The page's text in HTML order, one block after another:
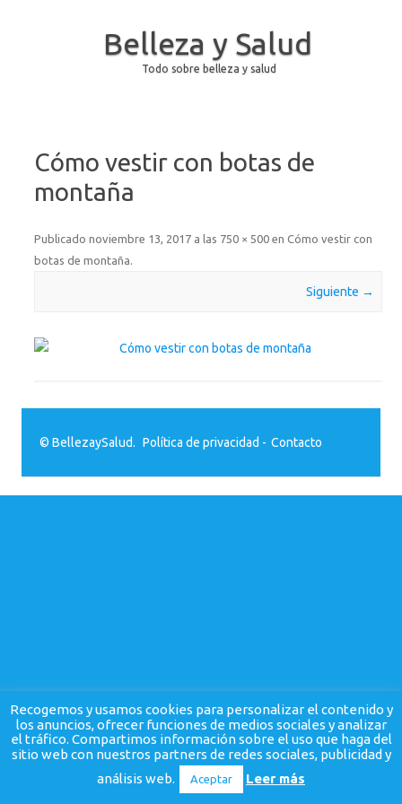
Belleza y Salud
Todo sobre belleza y salud
Cómo vestir con botas de
montaña
Publicado noviembre 13, 2017 a las 750 × 500 en Cómo vestir con
botas de montaña.
Siguiente →
© BellezaySalud. Política de privacidad - Contacto
Recogemos y usamos cookies para personalizar el contenido y
los anuncios, ofrecer funciones de medios sociales y analizar
el tráfico. Compartimos información sobre el uso que haga del
sitio web con nuestros partners de redes sociales, publicidad y
análisis web.
Aceptar Leer más